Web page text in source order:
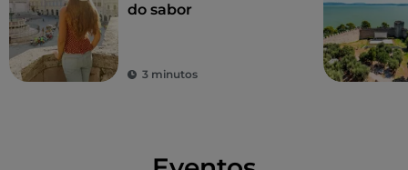
do sabor
3 minutos